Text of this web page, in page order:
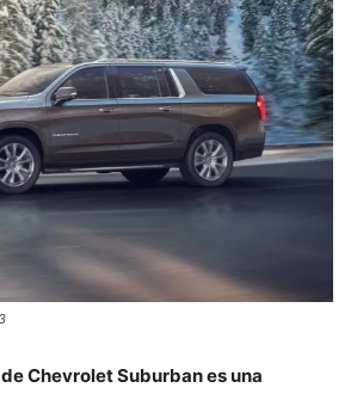
Chevrolet Suburban es una